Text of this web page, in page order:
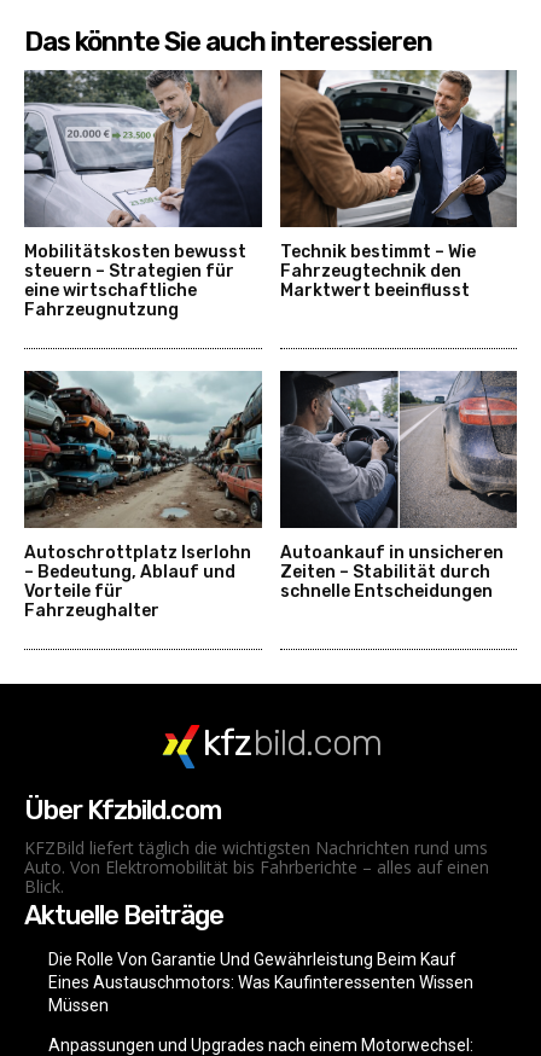
Das könnte Sie auch interessieren
Mobilitätskosten bewusst
steuern – Strategien für
eine wirtschaftliche
Fahrzeugnutzung
Technik bestimmt – Wie
Fahrzeugtechnik den
Marktwert beeinflusst
Autoschrottplatz Iserlohn
– Bedeutung, Ablauf und
Vorteile für
Fahrzeughalter
Autoankauf in unsicheren
Zeiten – Stabilität durch
schnelle Entscheidungen
kfzbild.com
Über Kfzbild.com
KFZBild liefert täglich die wichtigsten Nachrichten rund ums
Auto. Von Elektromobilität bis Fahrberichte – alles auf einen
Blick.
Aktuelle Beiträge
Die Rolle Von Garantie Und Gewährleistung Beim Kauf
Eines Austauschmotors: Was Kaufinteressenten Wissen
Müssen
Anpassungen und Upgrades nach einem Motorwechsel: